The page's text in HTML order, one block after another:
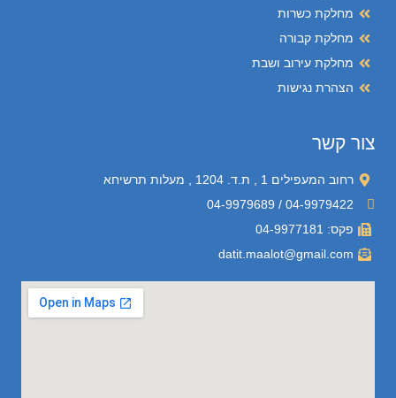
מחלקת כשרות
מחלקת קבורה
מחלקת עירוב ושבת
הצהרת נגישות
צור קשר
רחוב המעפילים 1 , ת.ד. 1204 , מעלות תרשיחא
04-9979422 / 04-9979689
פקס: 04-9977181
datit.maalot@gmail.com